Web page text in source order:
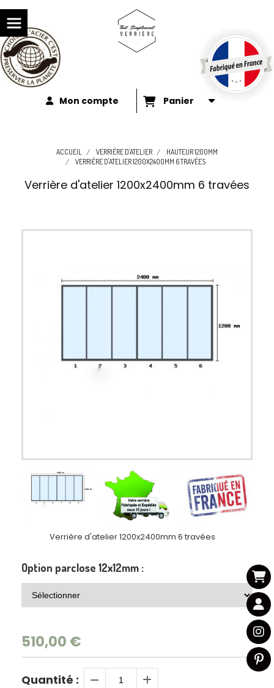
Mon compte Panier
ACCUEIL VERRIÈRE D'ATELIER
HAUTEUR 1200MM
VERRIÈRE D'ATELIER 1200X2400MM 6 TRAVÉES
Verrière d'atelier 1200x2400mm 6 travées
Verrière d'atelier 1200x2400mm 6 travées
Option parclose 12x12mm :
510,00 €
Quantité :